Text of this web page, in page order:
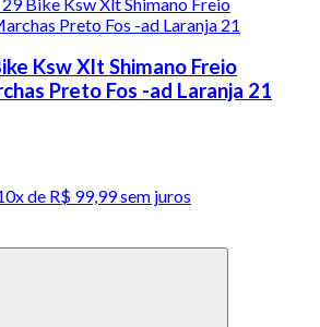
Ksw Xlt Shimano Freio
Preto Fos -ad Laranja 21
de R$ 99,99 sem juros